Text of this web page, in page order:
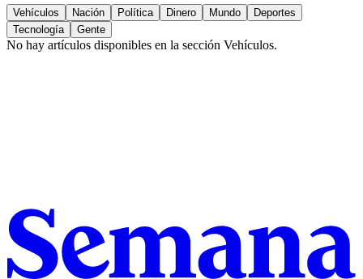
Vehículos Nación Política Dinero Mundo
Deportes
Tecnología
Gente
No hay artículos disponibles en la sección Vehículos.